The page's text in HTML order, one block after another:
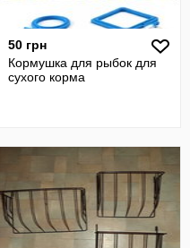
50 грн
Кормушка для рыбок для
сухого корма